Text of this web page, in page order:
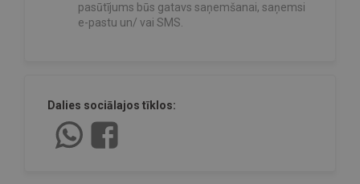
pasūtījums būs gatavs saņemšanai, saņemsi
e-pastu un/ vai SMS.
Dalies sociālajos tīklos: